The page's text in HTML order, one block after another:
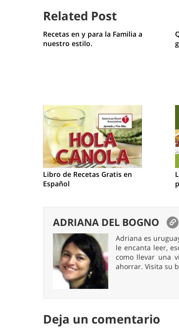
Related Post
Recetas en y para la Familia a
nuestro estilo.
Libro de Recetas Gratis en
Español
ADRIANA DEL BOGNO
Adriana es
le encanta leer,
como llevar una
ahorrar. Visita su
Deja un comentario